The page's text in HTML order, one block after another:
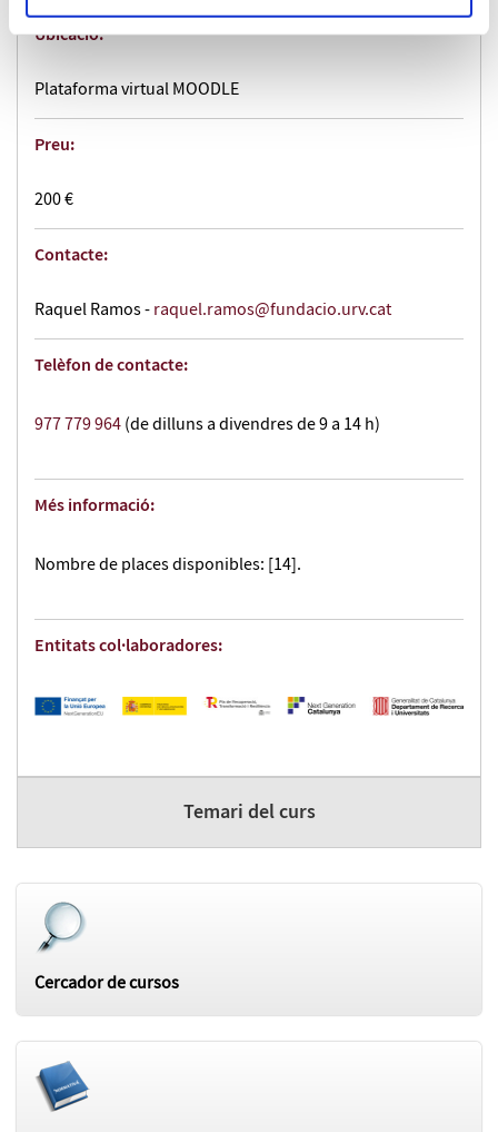
Ubicació:
Plataforma virtual MOODLE
Preu:
200 €
Contacte:
Raquel Ramos -raquel.ramos@fundacio.urv.cat
Telèfon de contacte:
977 779 964(de dilluns a divendres de 9 a 14 h)
Més informació:
Nombre de places disponibles: [14].
Entitats col·laboradores:
Temari del curs
Cercador de cursos